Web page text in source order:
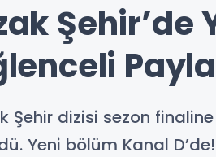
Şehir dizisi sezon
Yeni bölüm Kanal D’de!